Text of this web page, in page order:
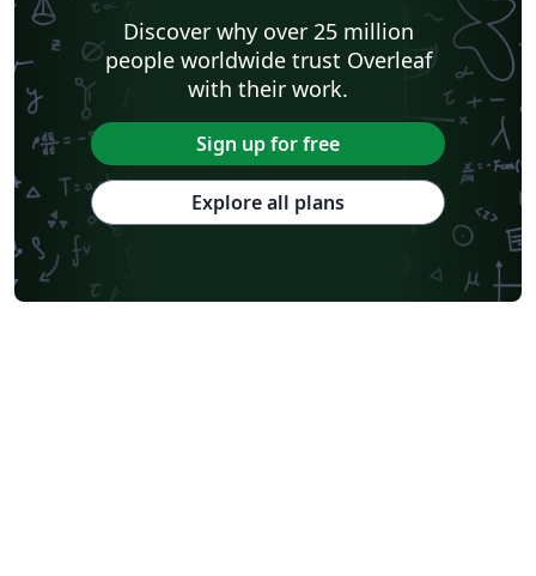
Discover why over 25 million
people worldwide trust Overleaf
with their work.
Sign up for free
Explore all plans